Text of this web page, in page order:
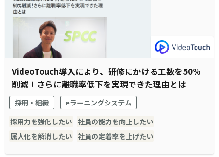
VideoTouch導入により、研修にかける工数を50%
削減！さらに離職率低下を実現できた理由とは
採用・組織
eラーニングシステム
採用力を強化したい 社員の能力を向上したい
属人化を解消したい 社員の定着率を上げたい